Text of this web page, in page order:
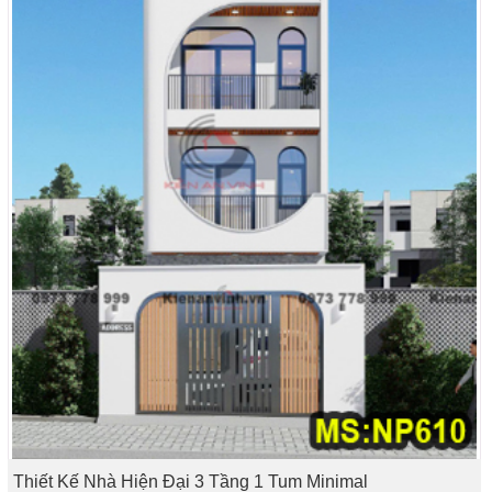
Thiết Kế Nhà Hiện Đại 3 Tầng 1 Tum Minimal